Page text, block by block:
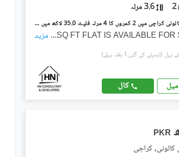
2 3.6 مرلہ
پی اینڈ ٹی کالونی کراچی میں 2 کمروں کا 4 مرلہ فلیٹ 35.0 لاکھ میں برائے فروخت۔
... مزید
(تبدیلی کی گئی:1 ہفتہ پہلے)
کال
PKR
کالونی, کراچی